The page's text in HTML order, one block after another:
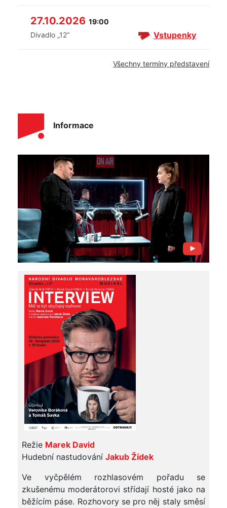
Informace
Režie Marek David
Hudební nastudování Jakub Žídek
Ve vyčpělém rozhlasovém pořadu se
zkušenému moderátorovi střídají hosté jako na
běžícím páse. Rozhovory se pro něj staly směsí
27.10.2026 19:00
Divadlo „12“
Vstupenky
Všechny termíny představení